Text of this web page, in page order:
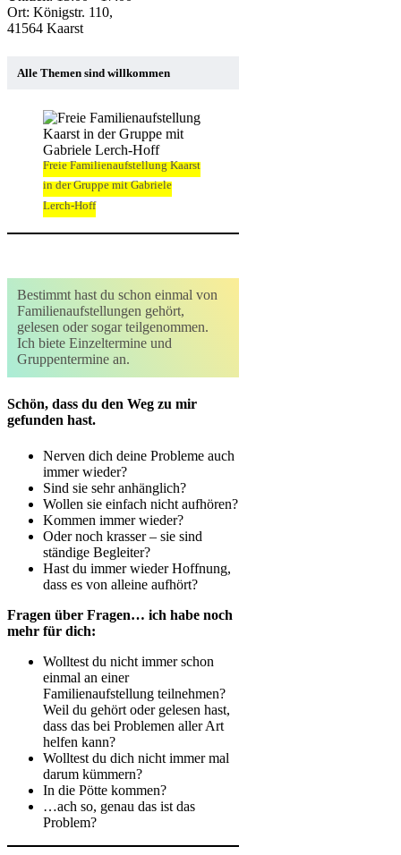
Ort: Königstr. 110,
41564 Kaarst
Alle Themen sind willkommen
Freie Familienaufstellung Kaarst
in der Gruppe mit Gabriele
Lerch-Hoff
Bestimmt hast du schon einmal von
Familienaufstellungen gehört,
gelesen oder sogar teilgenommen.
Ich biete Einzeltermine und
Gruppentermine an.
Schön, dass du den Weg zu mir
gefunden hast.
Nerven dich deine Probleme auch
immer wieder?
Sind sie sehr anhänglich?
Wollen sie einfach nicht aufhören?
Kommen immer wieder?
Oder noch krasser – sie sind
ständige Begleiter?
Hast du immer wieder Hoffnung,
dass es von alleine aufhört?
Fragen über Fragen… ich habe noch
mehr für dich:
Wolltest du nicht immer schon
einmal an einer
Familienaufstellung teilnehmen?
Weil du gehört oder gelesen hast,
dass das bei Problemen aller Art
helfen kann?
Wolltest du dich nicht immer mal
darum kümmern?
In die Pötte kommen?
…ach so, genau das ist das
Problem?